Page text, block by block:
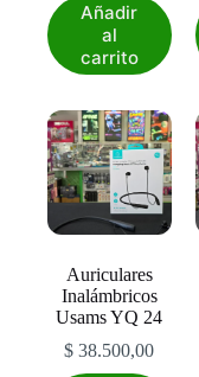
Añadir
al
carrito
Auriculares
Inalámbricos
Usams YQ 24
$ 38.500,00